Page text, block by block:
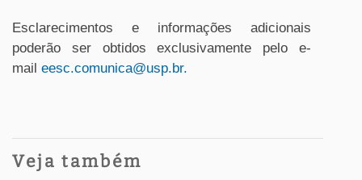
Esclarecimentos e informações adicionais
poderão ser obtidos exclusivamente pelo e-
mail eesc.comunica@usp.br.
Veja também